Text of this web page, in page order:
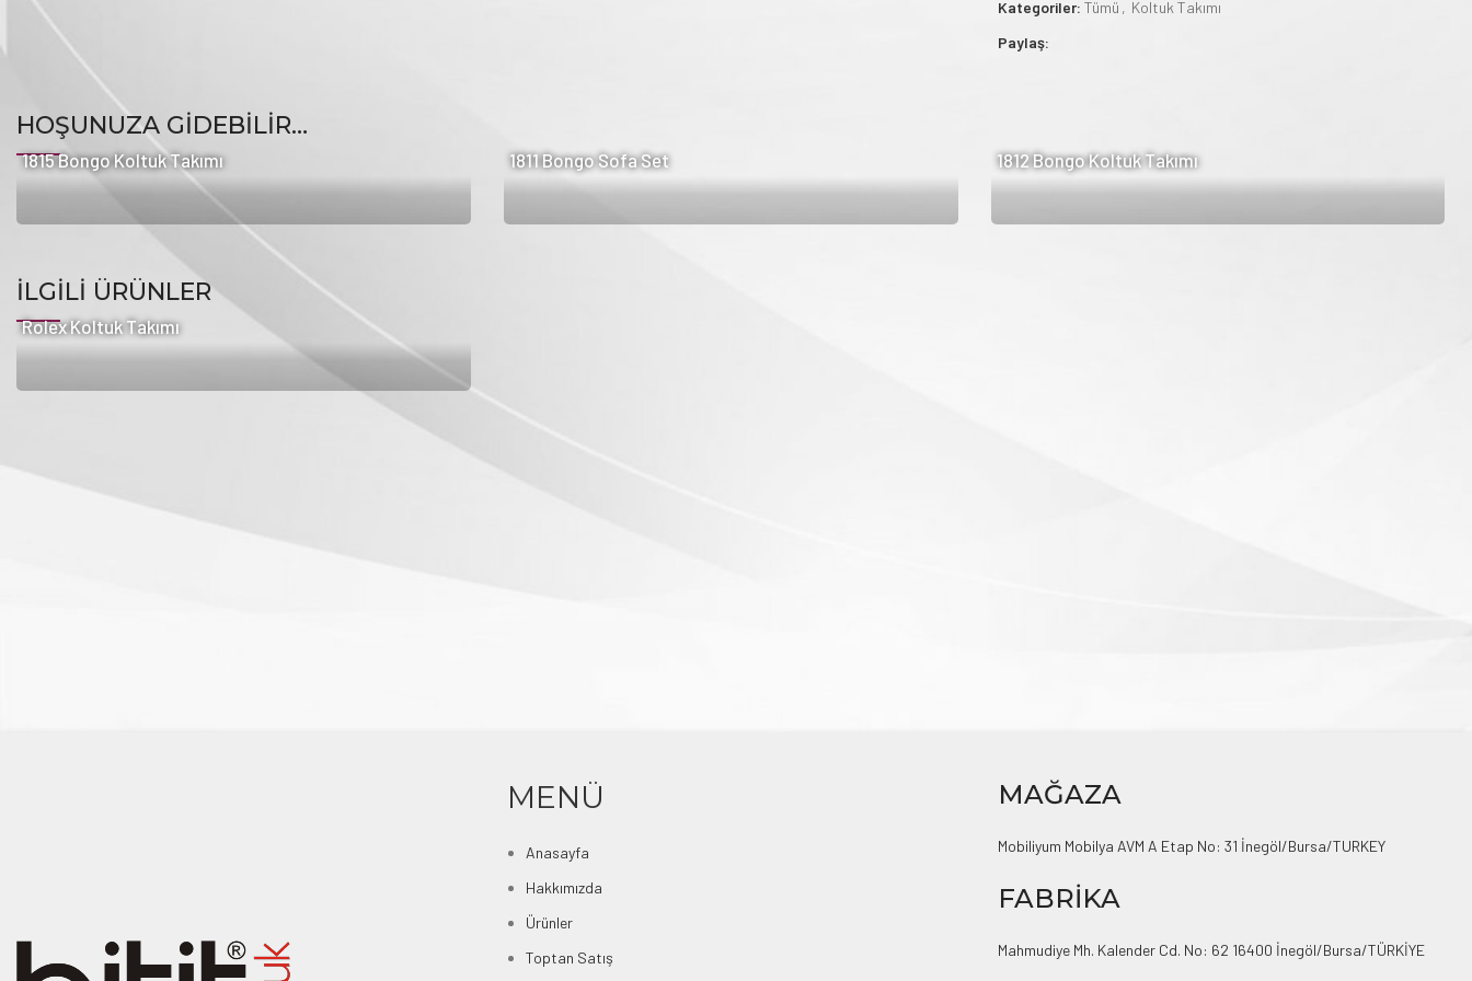
Kategoriler: Tümü , Koltuk Takımı
Paylaş:
HOŞUNUZA GIDEBILIR…
1815 Bongo Koltuk Takımı 1811 Bongo Sofa Set 1812 Bongo Koltuk Takımı
İLGILI ÜRÜNLER
Rolex Koltuk Takımı
MENÜ
Anasayfa
Hakkımızda
Ürünler
Toptan Satış
MAĞAZA
Mobiliyum Mobilya AVM A Etap No: 31 İnegöl/Bursa/TURKEY
FABRİKA
Mahmudiye Mh. Kalender Cd. No: 62 16400 İnegöl/Bursa/TÜRKİYE